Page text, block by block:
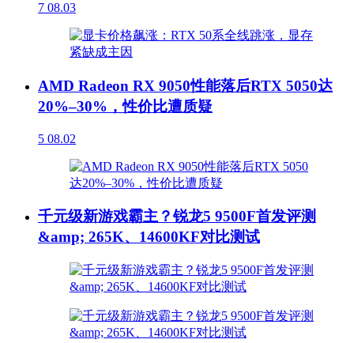
7 08.03
AMD Radeon RX 9050性能落后RTX 5050达
20%–30%，性价比遭质疑
5 08.02
千元级新游戏霸主？锐龙5 9500F首发评测
&amp; 265K、14600KF对比测试